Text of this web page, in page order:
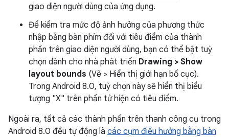
giao diện người dùng của ứng dụng.
Để kiểm tra mức độ ảnh hưởng của phương thức
nhập bằng bàn phím đối với tiêu điểm của thành
phần trên giao diện người dùng, bạn có thể bật tuỳ
chọn dành cho nhà phát triển Drawing > Show
layout bounds (Vẽ > Hiển thị giới hạn bố cục).
Trong Android 8.0, tuỳ chọn này sẽ hiển thị biểu
tượng "X" trên phần tử hiện có tiêu điểm.
Ngoài ra, tất cả các thành phần trên thanh công cụ trong
Android 8.0 đều tự động là các cụm điều hướng bằng bàn